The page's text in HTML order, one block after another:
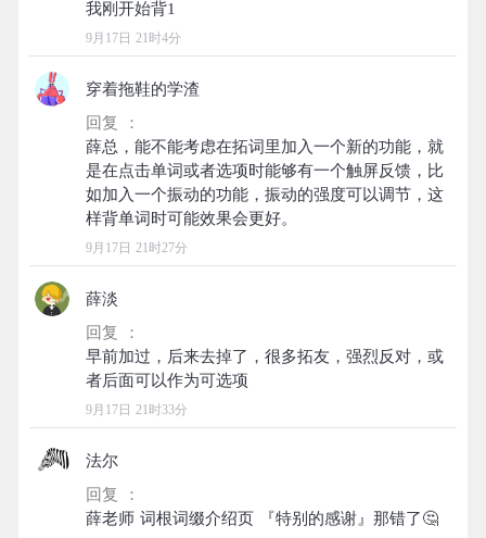
9月17日 21时4分
穿着拖鞋的学渣
回复 ：
薛总，能不能考虑在拓词里加入一个新的功能，就
是在点击单词或者选项时能够有一个触屏反馈，比
如加入一个振动的功能，振动的强度可以调节，这
9月17日 21时27分
薛淡
回复 ：
早前加过，后来去掉了，很多拓友，强烈反对，或
9月17日 21时33分
法尔
回复 ：